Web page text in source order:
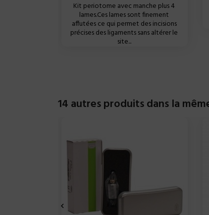
Kit periotome avec manche plus 4
lames.Ces lames sont finement
affutées ce qui permet des incisions
précises des ligaments sans altérer le
site...
14 autres produits dans la
